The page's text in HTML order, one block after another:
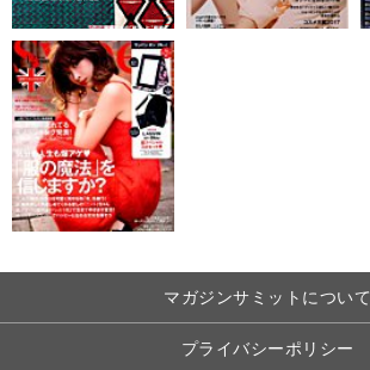
マガジンサミットについて
プライバシーポリシー